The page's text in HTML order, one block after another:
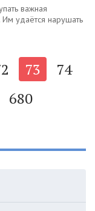
важная
удаётся нарушать
73
74
680